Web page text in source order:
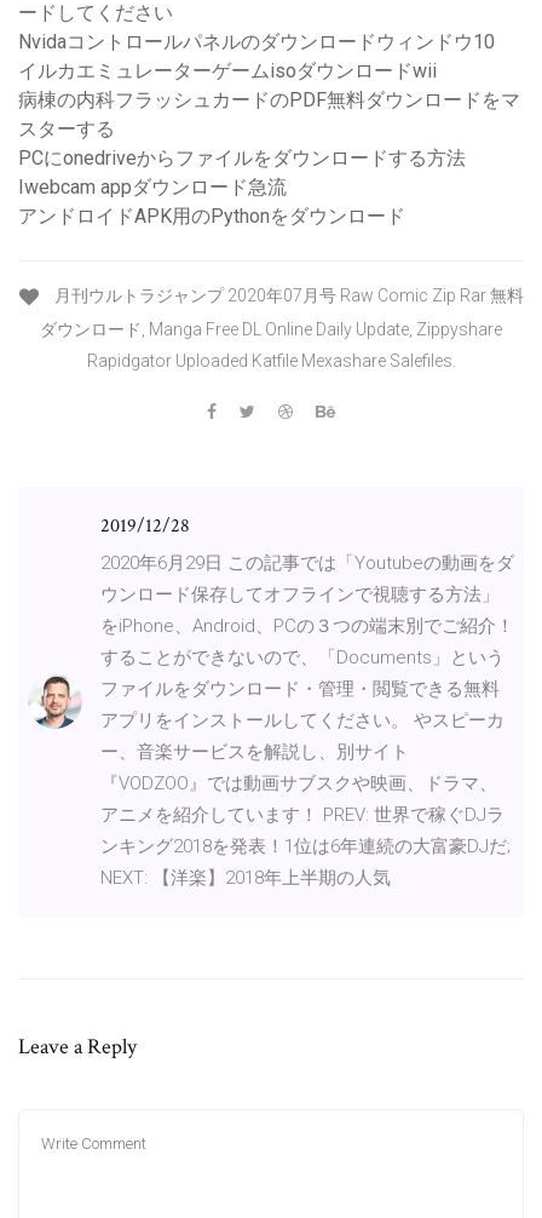
ードしてください
Nvidaコントロールパネルのダウンロードウィンドウ10
イルカエミュレーターゲームisoダウンロードwii
病棟の内科フラッシュカードのPDF無料ダウンロードをマ
スターする
PCにonedriveからファイルをダウンロードする方法
Iwebcam appダウンロード急流
アンドロイドAPK用のPythonをダウンロード
月刊ウルトラジャンプ 2020年07月号 Raw Comic Zip Rar 無料
ダウンロード, Manga Free DL Online Daily Update, Zippyshare
Rapidgator Uploaded Katfile Mexashare Salefiles.
2019/12/28
2020年6月29日 この記事では「Youtubeの動画をダ
ウンロード保存してオフラインで視聴する方法」
をiPhone、Android、PCの３つの端末別でご紹介！
することができないので、「Documents」という
ファイルをダウンロード・管理・閲覧できる無料
アプリをインストールしてください。 やスピーカ
ー、音楽サービスを解説し、別サイト
『VODZOO』では動画サブスクや映画、ドラマ、
アニメを紹介しています！ PREV: 世界で稼ぐDJラ
ンキング2018を発表！1位は6年連続の大富豪DJだ;
NEXT: 【洋楽】2018年上半期の人気
Leave a Reply